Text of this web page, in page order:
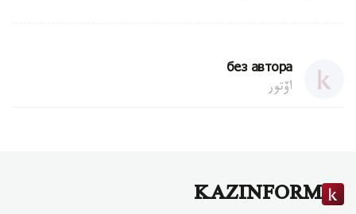
без автора
اۆتور
KAZINFORM